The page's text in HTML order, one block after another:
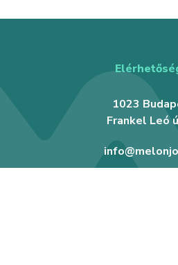
1023
Frankel Leó